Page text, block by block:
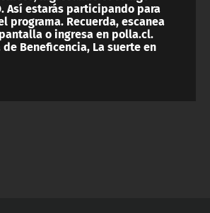
Así estarás participando para
programa. Recuerda, escanea
o ingresa en polla.cl.
Beneficencia, La suerte en